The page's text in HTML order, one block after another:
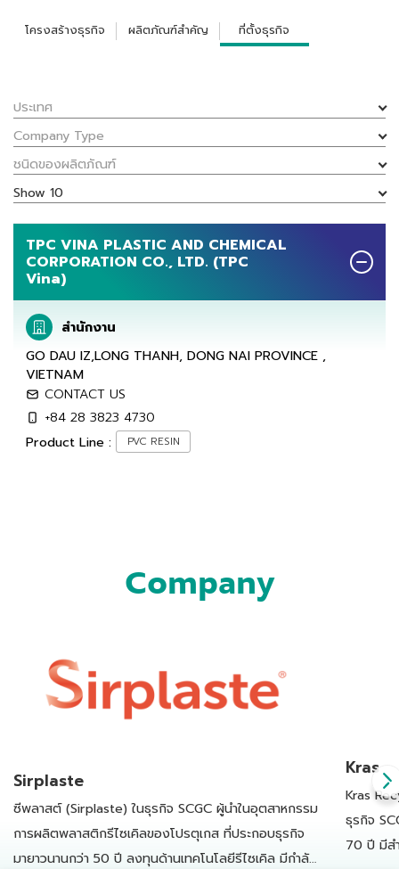
โครงสร้างธุรกิจ ผลิตภัณฑ์สำคัญ ที่ตั้งธุรกิจ
ประเทศ
Company Type
ชนิดของผลิตภัณฑ์
Show 10
TPC VINA PLASTIC AND CHEMICAL
CORPORATION CO., LTD. (TPC
Vina)
สำนักงาน
GO DAU IZ,LONG THANH, DONG NAI PROVINCE ,
VIETNAM
CONTACT US
+84 28 3823 4730
Product Line :
PVC RESIN
Company
Sirplaste
ซีพลาสต์ (Sirplaste) ในธุรกิจ SCGC ผู้นำในอุตสาหกรรม
การผลิตพลาสติกรีไซเคิลของโปรตุเกส ที่ประกอบธุรกิจ
มายาวนานกว่า 50 ปี ลงทุนด้านเทคโนโลยีรีไซเคิล มีกำลัง
Kras
Kras
ธุรกิจ
70 ปี มีส